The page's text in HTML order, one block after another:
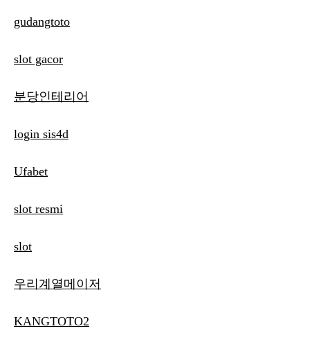
gudangtoto
slot gacor
분당인테리어
login sis4d
Ufabet
slot resmi
slot
우리계열메이저
KANGTOTO2